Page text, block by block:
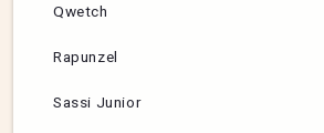
Qwetch
Rapunzel
Sassi Junior